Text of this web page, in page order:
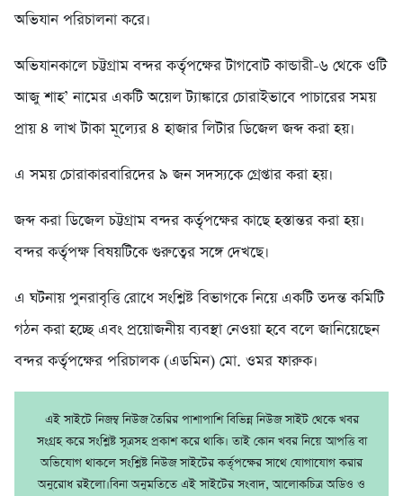
অভিযান পরিচালনা করে।
অভিযানকালে চট্টগ্রাম বন্দর কর্তৃপক্ষের টাগবোট কান্ডারী-৬ থেকে ওটি
আজু শাহ’ নামের একটি অয়েল ট্যাঙ্কারে চোরাইভাবে পাচারের সময়
প্রায় ৪ লাখ টাকা মূল্যের ৪ হাজার লিটার ডিজেল জব্দ করা হয়।
এ সময় চোরাকারবারিদের ৯ জন সদস্যকে গ্রেপ্তার করা হয়।
জব্দ করা ডিজেল চট্টগ্রাম বন্দর কর্তৃপক্ষের কাছে হস্তান্তর করা হয়।
বন্দর কর্তৃপক্ষ বিষয়টিকে গুরুত্বের সঙ্গে দেখছে।
এ ঘটনায় পুনরাবৃত্তি রোধে সংশ্লিষ্ট বিভাগকে নিয়ে একটি তদন্ত কমিটি
গঠন করা হচ্ছে এবং প্রয়োজনীয় ব্যবস্থা নেওয়া হবে বলে জানিয়েছেন
বন্দর কর্তৃপক্ষের পরিচালক (এডমিন) মো. ওমর ফারুক।
এই সাইটে নিজম্ব নিউজ তৈরির পাশাপাশি বিভিন্ন নিউজ সাইট থেকে খবর
সংগ্রহ করে সংশ্লিষ্ট সূত্রসহ প্রকাশ করে থাকি। তাই কোন খবর নিয়ে আপত্তি বা
অভিযোগ থাকলে সংশ্লিষ্ট নিউজ সাইটের কর্তৃপক্ষের সাথে যোগাযোগ করার
অনুরোধ রইলো।বিনা অনুমতিতে এই সাইটের সংবাদ, আলোকচিত্র অডিও ও